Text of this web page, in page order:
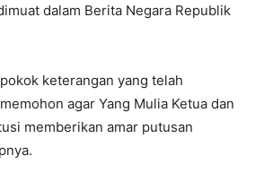
dalam Berita Negara Republik
keterangan yang telah
agar Yang Mulia Ketua dan
memberikan amar putusan